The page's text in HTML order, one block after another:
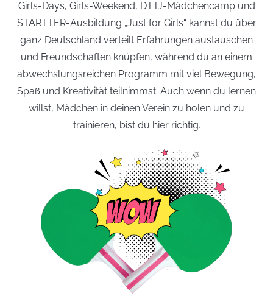
Girls-Days, Girls-Weekend, DTTJ-Mädchencamp und
STARTTER-Ausbildung „Just for Girls“ kannst du über
ganz Deutschland verteilt Erfahrungen austauschen
und Freundschaften knüpfen, während du an einem
abwechslungsreichen Programm mit viel Bewegung,
Spaß und Kreativität teilnimmst. Auch wenn du lernen
willst, Mädchen in deinen Verein zu holen und zu
trainieren, bist du hier richtig.